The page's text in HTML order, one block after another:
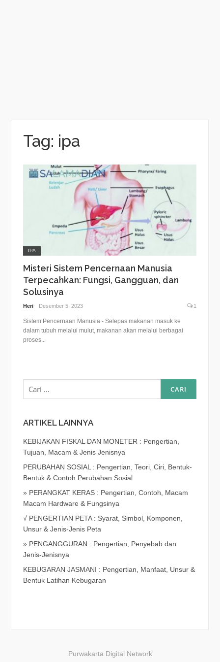
Tag: ipa
IPA
Misteri Sistem Pencernaan Manusia
Terpecahkan: Fungsi, Gangguan, dan
Solusinya
Heri Desember 5, 2023 1
Sistem Pencernaan Manusia - Selepas makanan masuk ke
dalam tubuh melalui mulut, makanan akan melalui berbagai
proses...
Cari
untuk:
ARTIKEL LAINNYA
KEBIJAKAN FISKAL DAN MONETER : Pengertian,
Tujuan, Macam & Jenis Jenisnya
PERUBAHAN SOSIAL : Pengertian, Teori, Ciri, Bentuk-
Bentuk & Contoh Perubahan Sosial
» PERANGKAT KERAS : Pengertian, Contoh, Macam
Macam Hardware & Fungsinya
√ PENGERTIAN PETA : Syarat, Simbol, Komponen,
Unsur & Jenis-Jenis Peta
» PENGANGGURAN : Pengertian, Penyebab dan
Jenis-Jenisnya
KEBUGARAN JASMANI : Pengertian, Manfaat, Unsur &
Bentuk Latihan Kebugaran
Purwakarta Digital Network